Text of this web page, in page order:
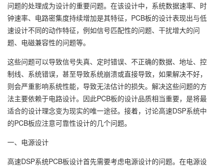
问题的处理成为设计的重要问题。在该设计中，系统数据速率、时
钟速率、电路密集度持续增加是其特征，PCB板的设计表现出与低
速设计不同的动作特征，例如信号匹配性的问题、干扰增大的问
题、电磁兼容性的问题等。
这些问题可以导致信号失真、定时错误、不正确的数据、地址、控
制线、系统错误，甚至导致系统崩溃或直接导致，如果解决不好，
则会严重影响系统性能，导致无法估计的损失。解决这些问题的方
法主要依赖于电路设计。因此PCB板的设计品质相当重要，是将最
适合的设计理念变为现实的唯一途径。接着，讨论高速DSP系统中
的PCB板应注意可靠性设计的几个问题。
一、电源设计
高速DSP系统PCB板设计首先需要考虑电源设计的问题。在电源设